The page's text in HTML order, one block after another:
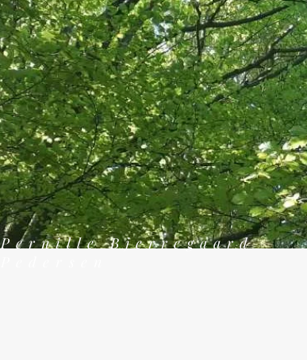
Pernille Bjerregaard